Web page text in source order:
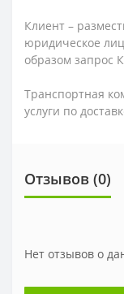
Клиент –
юридическое
образом запрос
Транспортная
услуги по
Отзывов (0)
Нет отзывов о